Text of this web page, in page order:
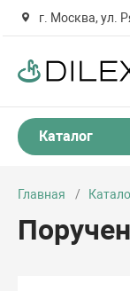
г. Москва, ул.
Каталог
Главная